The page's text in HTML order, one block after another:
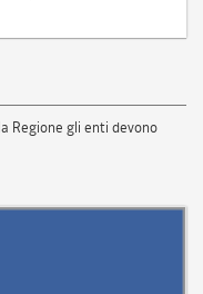
Regione gli enti devono